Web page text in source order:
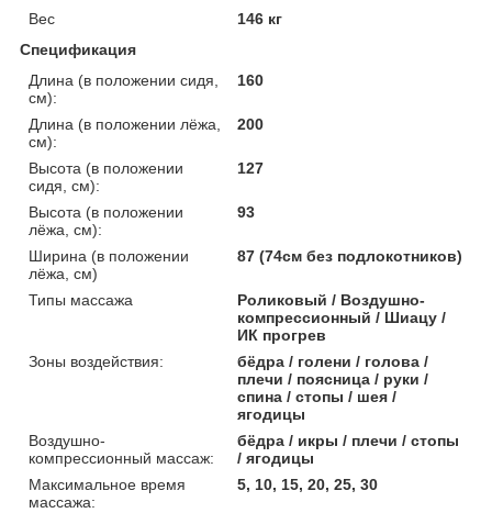
Вес
146 кг
Спецификация
Длина (в положении сидя,
см):
160
Длина (в положении лёжа,
см):
200
Высота (в положении
сидя, см):
127
Высота (в положении
лёжа, см):
93
Ширина (в положении
лёжа, см)
87 (74см без подлокотников)
Типы массажа
Роликовый / Воздушно-
компрессионный / Шиацу /
ИК прогрев
Зоны воздействия:
бёдра / голени / голова /
плечи / поясница / руки /
спина / стопы / шея /
ягодицы
Воздушно-
компрессионный массаж:
бёдра / икры / плечи / стопы
/ ягодицы
Максимальное время
массажа:
5, 10, 15, 20, 25, 30